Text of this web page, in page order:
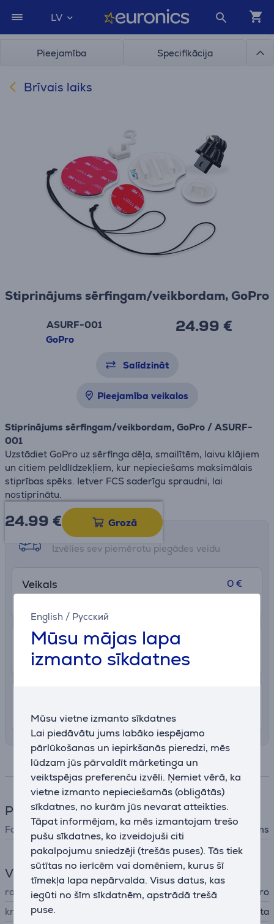
English / Русский
Mūsu mājas lapa
izmanto sīkdatnes
Mūsu vietne izmanto sīkdatnes
Lai piedāvātu jums labāko iespējamo
pārlūkošanas un iepirkšanās pieredzi, mēs
lūdzam jūs pārvaldīt mārketinga un
veiktspējas preferenču izvēli. Ņemiet vērā, ka
vietne izmanto nepieciešamās (obligātās)
sīkdatnes, no kurām jūs nevarat atteikties.
Tāpat informējam, ka mēs izmantojam trešo
pušu sīkdatnes, ko izveidojuši citi
pakalpojumu sniedzēji (trešās puses). Tās tiek
sūtītas no ierīcēm vai domēniem, kurus šī
tīmekļa lapa nepārvalda. Visus datus, kas
iegūti no šīm sīkdatnēm, apstrādā trešā
puse.
LV
Pieejamība Specifikācija
Brīvais laiks
Stiprinājums sērfingam/veikbordam, GoPro
ASURF-001
GoPro
24.99 €
Salīdzināt
Pieejamība veikalos
Stiprinājums sērfingam/veikbordam, GoPro / ASURF-
001
Uzstādiet GoPro uz sērfinga dēļa, smailītēm, laivu klājiem
un citiem peldlīdzekļiem, kur nepieciešams maksimālais
stiprības spēks. Ietver FCS saderīgu spraudni, lai
nostiprinātu.
24.99 € Grozā
Saņemšanas iespējas
Izvēlies sev piemērotu piegādes veidu
Veikals
0 €
Pakomāts
10. - 14. augusts
8. - 12. augusts
Specifikācija
Piederumi
Foto aksesuāri stiprinājums
Vispārējais parametrs
ražotājs
GoPro
krāsa
balta